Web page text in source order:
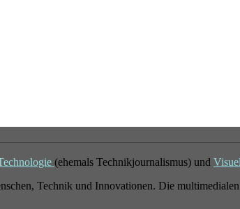
(ehemals Technikjournalismus) und
Technik und Innovationen. Die